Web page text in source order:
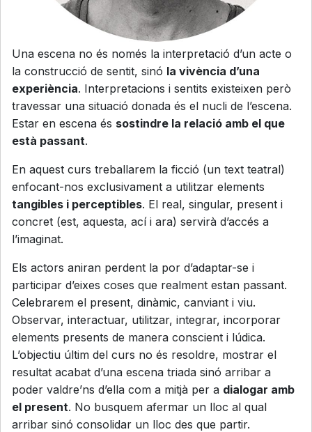
Una escena no és només la interpretació d’un acte o
la construcció de sentit, sinó la vivència d’una
experiència. Interpretacions i sentits existeixen però
travessar una situació donada és el nucli de l’escena.
Estar en escena és sostindre la relació amb el que
està passant.
En aquest curs treballarem la ficció (un text teatral)
enfocant-nos exclusivament a utilitzar elements
tangibles i perceptibles. El real, singular, present i
concret (est, aquesta, ací i ara) servirà d’accés a
l’imaginat.
Els actors aniran perdent la por d’adaptar-se i
participar d’eixes coses que realment estan passant.
Celebrarem el present, dinàmic, canviant i viu.
Observar, interactuar, utilitzar, integrar, incorporar
elements presents de manera conscient i lúdica.
L’objectiu últim del curs no és resoldre, mostrar el
resultat acabat d’una escena triada sinó arribar a
poder valdre’ns d’ella com a mitjà per a dialogar amb
el present. No busquem afermar un lloc al qual
arribar sinó consolidar un lloc des que partir.